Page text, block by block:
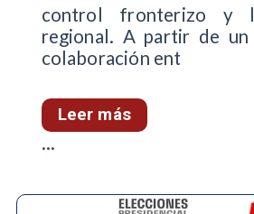
control fronterizo y
regional. A partir de un
colaboración ent
Leer más
...